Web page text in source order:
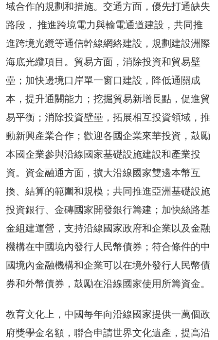
域合作的規劃和措施。交通方面，優先打通缺失
路段， 推進跨境電力與輸電通道建設，共同推
進跨境光纜等通信幹線網絡建設，規劃建設洲際
海底光纜項目。貿易方面，消除投資和貿易壁
壘；加快邊境口岸單一窗口建設，降低通關成
本，提升通關能力；挖掘貿易新增長點，促進貿
易平衡；消除投資壁壘，拓展相互投資領域，推
動新興產業合作；歡迎各國企業來華投資，鼓勵
本國企業參與沿線國家基礎設施建設和產業投
資。資金融通方面，擴大沿線國家雙邊本幣互
換、結算的範圍和規模；共同推進亞洲基礎設施
投資銀行、金磚國家開發銀行籌建；加快絲路基
金組建運營，支持沿線國家政府和企業以及金融
機構在中國境內發行人民幣債券；符合條件的中
國境內金融機構和企業可以在境外發行人民幣債
券和外幣債券，鼓勵在沿線國家使用所籌資金。
教育文化上，中國每年向沿線國家提供一萬個政
府獎學金名額，聯合申請世界文化遺產，提高沿